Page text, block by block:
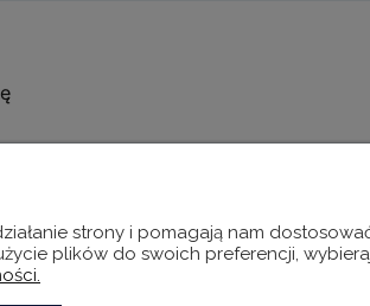
że możemy pomóc Ci
jest Twój biznes. Dzięki temu
kciuki za owocną współpracę,
strony i pomagają nam
plików do swoich preferencji,